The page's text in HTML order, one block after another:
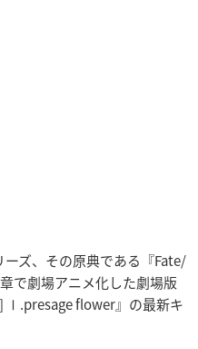
ズ、その原典である『Fate/
で劇場アニメ化した劇場版
Ⅰ.presage flower』の最新キ